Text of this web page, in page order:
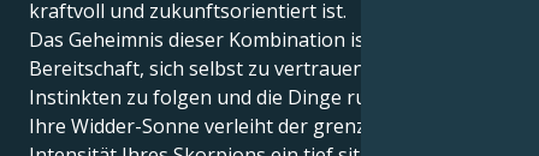
kraftvoll und zukunftsorientiert ist.
Das Geheimnis dieser Kombination ist Ihre
Bereitschaft, sich selbst zu vertrauen, Ihren
Instinkten zu folgen und die Dinge ruhig anzugehen.
Ihre Widder-Sonne verleiht der grenzenlosen